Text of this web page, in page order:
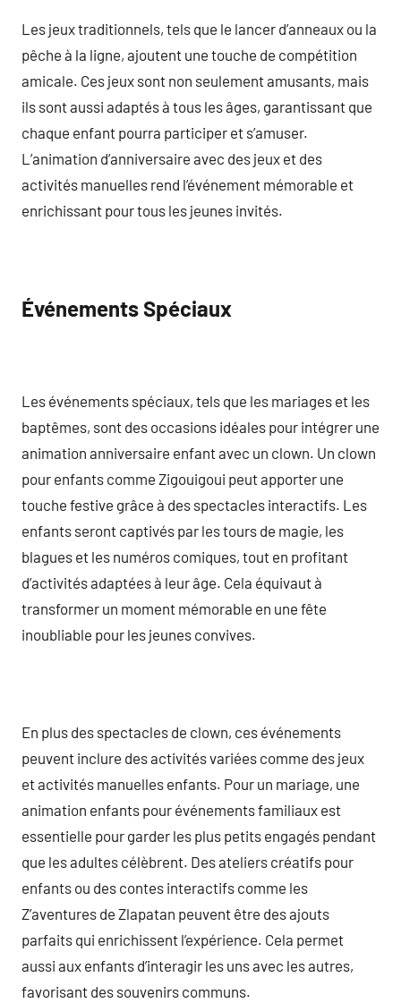
Les jeux traditionnels, tels que le lancer d’anneaux ou la
pêche à la ligne, ajoutent une touche de compétition
amicale. Ces jeux sont non seulement amusants, mais
ils sont aussi adaptés à tous les âges, garantissant que
chaque enfant pourra participer et s’amuser.
L’animation d’anniversaire avec des jeux et des
activités manuelles rend l’événement mémorable et
enrichissant pour tous les jeunes invités.
Événements Spéciaux
Les événements spéciaux, tels que les mariages et les
baptêmes, sont des occasions idéales pour intégrer une
animation anniversaire enfant avec un clown. Un clown
pour enfants comme Zigouigoui peut apporter une
touche festive grâce à des spectacles interactifs. Les
enfants seront captivés par les tours de magie, les
blagues et les numéros comiques, tout en profitant
d’activités adaptées à leur âge. Cela équivaut à
transformer un moment mémorable en une fête
inoubliable pour les jeunes convives.
En plus des spectacles de clown, ces événements
peuvent inclure des activités variées comme des jeux
et activités manuelles enfants. Pour un mariage, une
animation enfants pour événements familiaux est
essentielle pour garder les plus petits engagés pendant
que les adultes célèbrent. Des ateliers créatifs pour
enfants ou des contes interactifs comme les
Z’aventures de Zlapatan peuvent être des ajouts
parfaits qui enrichissent l’expérience. Cela permet
aussi aux enfants d’interagir les uns avec les autres,
favorisant des souvenirs communs.